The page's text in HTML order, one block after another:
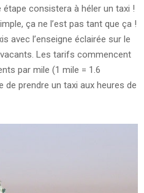
étape consistera à héler un taxi !
ça ne l’est pas tant que ça !
avec l’enseigne éclairée sur le
Les tarifs commencent
par mile (1 mile = 1.6
de prendre un taxi aux heures de